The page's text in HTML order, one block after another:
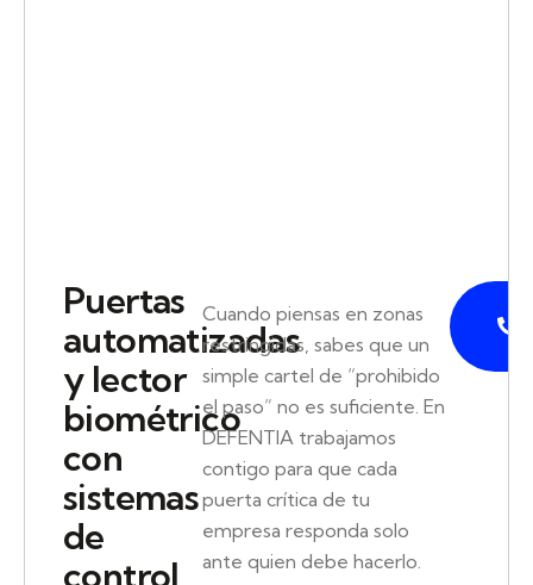
Puertas
automatizadas
y lector
biométrico
con
sistemas
de
control
Cuando piensas en zonas
restringidas, sabes que un
simple cartel de “prohibido
el paso” no es suficiente. En
DEFENTIA trabajamos
contigo para que cada
puerta crítica de tu
empresa responda solo
ante quien debe hacerlo.